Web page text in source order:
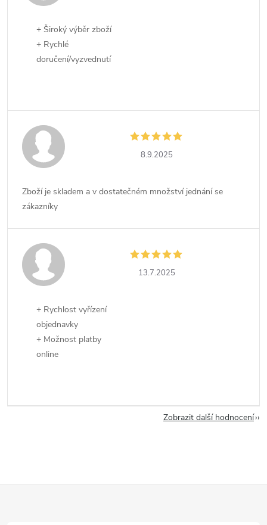
+ Široký výběr zboží
+ Rychlé
doručení/vyzvednutí
8.9.2025
Zboží je skladem a v dostatečném množství jednání se
zákazníky
13.7.2025
+ Rychlost vyřízení
objednavky
+ Možnost platby
online
Zobrazit další hodnocení